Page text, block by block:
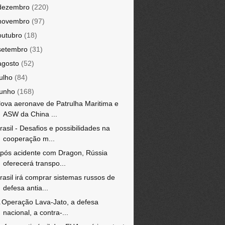
(220)
(97)
(18)
(31)
(52)
(84)
(168)
aeronave de Patrulha Maritima e
ASW da China ...
- Desafios e possibilidades na
cooperação m...
acidente com Dragon, Rússia
oferecerá transpo...
irá comprar sistemas russos de
defesa antia...
Operação Lava-Jato, a defesa
nacional, a contra-...